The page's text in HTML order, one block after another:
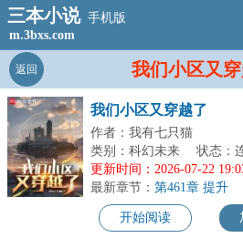
三本小说 手机版
m.3bxs.com
我们小区又
返回
我们小区又穿越了
作者：我有七只猫
类别：科幻未来
状态：
更新时间：2026-07-22
最新章节： 第461章 提升
开始阅读